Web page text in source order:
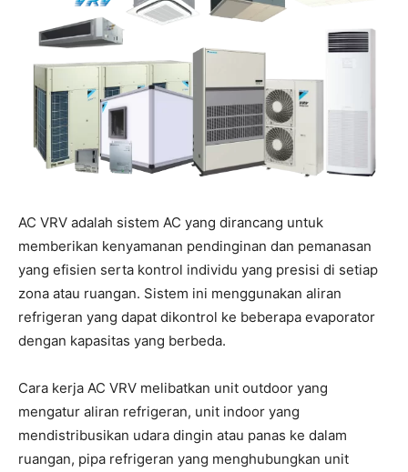
AC VRV adalah sistem AC yang dirancang untuk
memberikan kenyamanan pendinginan dan pemanasan
yang efisien serta kontrol individu yang presisi di setiap
zona atau ruangan. Sistem ini menggunakan aliran
refrigeran yang dapat dikontrol ke beberapa evaporator
dengan kapasitas yang berbeda.
Cara kerja AC VRV melibatkan unit outdoor yang
mengatur aliran refrigeran, unit indoor yang
mendistribusikan udara dingin atau panas ke dalam
ruangan, pipa refrigeran yang menghubungkan unit